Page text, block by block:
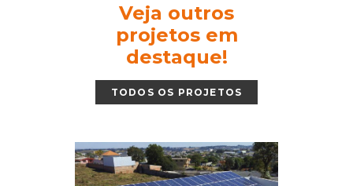
Veja outros
projetos em
destaque!
TODOS OS PROJETOS